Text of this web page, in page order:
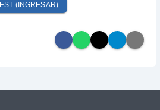
(INGRESAR)